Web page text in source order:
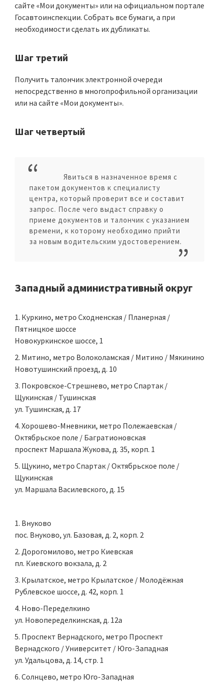
сайте «Мои документы» или на официальном портале
Госавтоинспекции. Собрать все бумаги, а при
необходимости сделать их дубликаты.
Шаг третий
Получить талончик электронной очереди
непосредственно в многопрофильной организации
или на сайте «Мои документы».
Шаг четвертый
Явиться в назначенное время с
пакетом документов к специалисту
центра, который проверит все и составит
запрос. После чего выдаст справку о
приеме документов и талончик с указанием
времени, к которому необходимо прийти
за новым водительским удостоверением.
Западный административный округ
Куркино, метро Сходненская / Планерная /
Пятницкое шоссе
Новокуркинское шоссе, 1
Митино, метро Волоколамская / Митино / Мякинино
Новотушинский проезд, д. 10
Покровское-Стрешнево, метро Спартак /
Щукинская / Тушинская
ул. Тушинская, д. 17
Хорошево-Мневники, метро Полежаевская /
Октябрьское поле / Багратионовская
проспект Маршала Жукова, д. 35, корп. 1
Щукино, метро Спартак / Октябрьское поле /
Щукинская
ул. Маршала Василевского, д. 15
Внуково
пос. Внуково, ул. Базовая, д. 2, корп. 2
Дорогомилово, метро Киевская
пл. Киевского вокзала, д. 2
Крылатское, метро Крылатское / Молодёжная
Рублевское шоссе, д. 42, корп. 1
Ново-Переделкино
ул. Новопеределкинская, д. 12а
Проспект Вернадского, метро Проспект
Вернадского / Университет / Юго-Западная
ул. Удальцова, д. 14, стр. 1
Солнцево, метро Юго-Западная